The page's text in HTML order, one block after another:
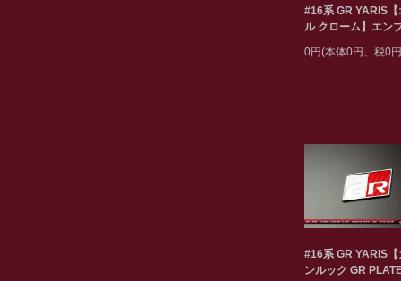
#16系 GR YARIS【
ル クローム】エン
0円(本体0円、税0
#16系 GR YARIS【
ンルック GR